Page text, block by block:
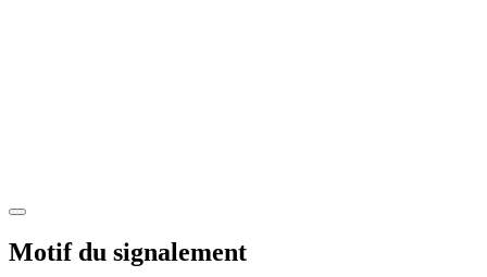
Motif du signalement